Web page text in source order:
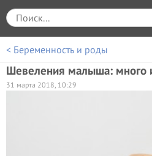
< Беременность и роды
Шевеления малыша: много
31 марта 2018, 10:29